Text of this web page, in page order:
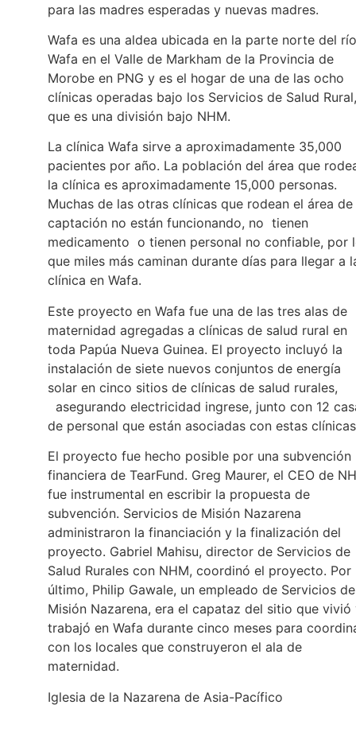
para las madres esperadas y nuevas madres.
Wafa es una aldea ubicada en la parte norte del río
Wafa en el Valle de Markham de la Provincia de
Morobe en PNG y es el hogar de una de las ocho
clínicas operadas bajo los Servicios de Salud Rural,
que es una división bajo NHM.
La clínica Wafa sirve a aproximadamente 35,000
pacientes por año. La población del área que
la clínica es aproximadamente 15,000 personas.
Muchas de las otras clínicas que rodean el área de
captación no están funcionando, no tienen
medicamento o tienen personal no confiable, por
que miles más caminan durante días para llegar a
clínica en Wafa.
Este proyecto en Wafa fue una de las tres alas de
maternidad agregadas a clínicas de salud rural en
toda Papúa Nueva Guinea. El proyecto incluyó la
instalación de siete nuevos conjuntos de energía
solar en cinco sitios de clínicas de salud rurales,
asegurando electricidad ingrese, junto con 12
de personal que están asociadas con estas
El proyecto fue hecho posible por una subvención
financiera de TearFund. Greg Maurer, el CEO de
fue instrumental en escribir la propuesta de
subvención. Servicios de Misión Nazarena
administraron la financiación y la finalización del
proyecto. Gabriel Mahisu, director de Servicios de
Salud Rurales con NHM, coordinó el proyecto. Por
último, Philip Gawale, un empleado de Servicios de
Misión Nazarena, era el capataz del sitio que vivió
trabajó en Wafa durante cinco meses para
con los locales que construyeron el ala de
maternidad.
Iglesia de la Nazarena de Asia-Pacífico